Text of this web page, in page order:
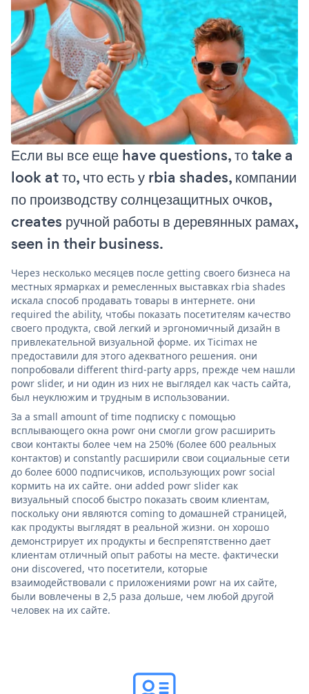
Если вы все еще have questions, то take a
look at то, что есть у rbia shades, компании
по производству солнцезащитных очков,
creates ручной работы в деревянных рамах,
seen in their business.
Через несколько месяцев после getting своего бизнеса на
местных ярмарках и ремесленных выставках rbia shades
искала способ продавать товары в интернете. они
required the ability, чтобы показать посетителям качество
своего продукта, свой легкий и эргономичный дизайн в
привлекательной визуальной форме. их Ticimax не
предоставили для этого адекватного решения. они
попробовали different third-party apps, прежде чем нашли
powr slider, и ни один из них не выглядел как часть сайта,
был неуклюжим и трудным в использовании.
За a small amount of time подписку с помощью
всплывающего окна powr они смогли grow расширить
свои контакты более чем на 250% (более 600 реальных
контактов) и constantly расширили свои социальные сети
до более 6000 подписчиков, использующих powr social
кормить на их сайте. они added powr slider как
визуальный способ быстро показать своим клиентам,
поскольку они являются coming to домашней страницей,
как продукты выглядят в реальной жизни. он хорошо
демонстрирует их продукты и беспрепятственно дает
клиентам отличный опыт работы на месте. фактически
они discovered, что посетители, которые
взаимодействовали с приложениями powr на их сайте,
были вовлечены в 2,5 раза дольше, чем любой другой
человек на их сайте.